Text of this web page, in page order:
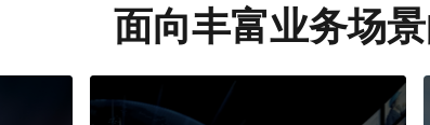
面向丰富业务场